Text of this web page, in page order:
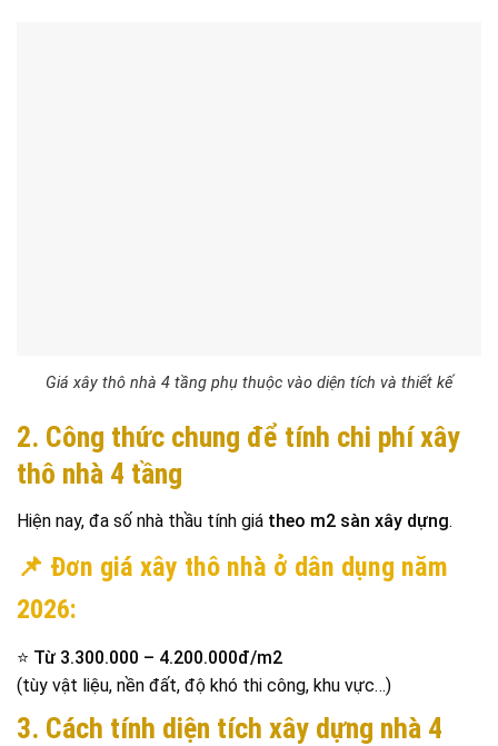
Giá xây thô nhà 4 tầng phụ thuộc vào diện tích và thiết kế
2. Công thức chung để tính chi phí xây
thô nhà 4 tầng
Hiện nay, đa số nhà thầu tính giá theo m2 sàn xây dựng.
📌 Đơn giá xây thô nhà ở dân dụng năm
2026:
⭐ Từ 3.300.000 – 4.200.000đ/m2
(tùy vật liệu, nền đất, độ khó thi công, khu vực…)
3. Cách tính diện tích xây dựng nhà 4